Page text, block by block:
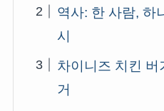
역사: 한 사람, 하
시
차이니즈 치킨 버
거